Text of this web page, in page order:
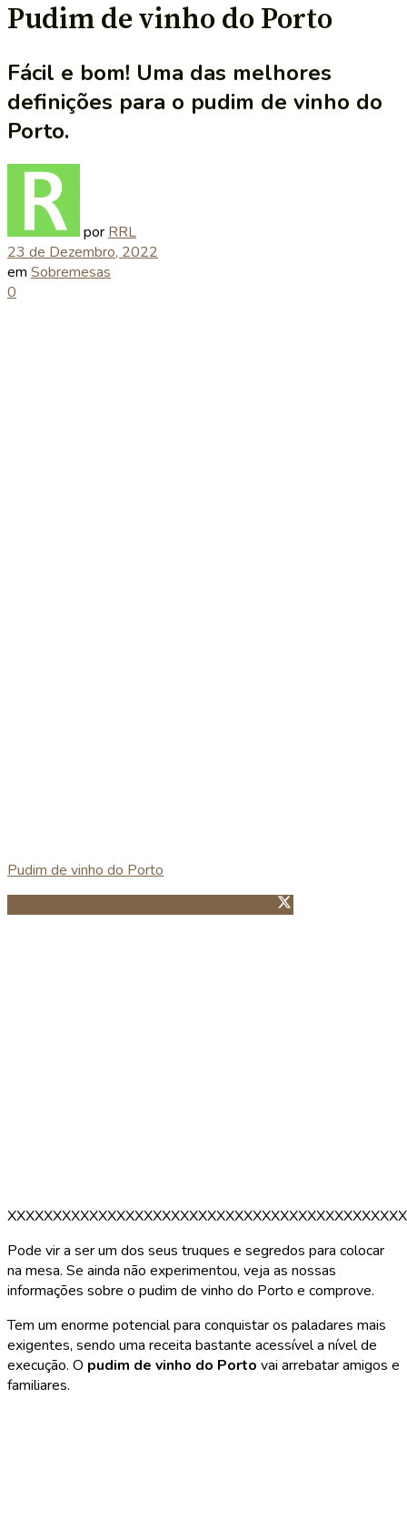
Pudim de vinho do Porto
Fácil e bom! Uma das melhores
definições para o pudim de vinho do
Porto.
por RRL
23 de Dezembro, 2022
em Sobremesas
0
Pudim de vinho do Porto
Guardar no Pinterest
Pode vir a ser um dos seus truques e segredos para colocar
na mesa. Se ainda não experimentou, veja as nossas
informações sobre o pudim de vinho do Porto e comprove.
Tem um enorme potencial para conquistar os paladares mais
exigentes, sendo uma receita bastante acessível a nível de
execução. O pudim de vinho do Porto vai arrebatar amigos e
familiares.